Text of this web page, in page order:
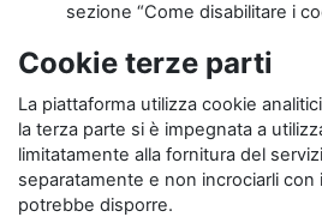
sezione “Come disabilitare i
Cookie terze parti
La piattaforma utilizza cookie
la terza parte si è impegnata a
limitatamente alla fornitura del
separatamente e non incrociarli con
potrebbe disporre.